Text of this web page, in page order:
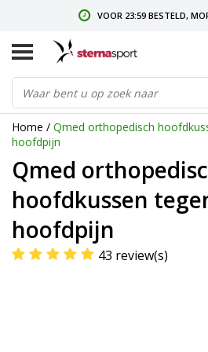
VOOR 23:59 BESTELD,
GRATIS
Home / Qmed orthopedisch
hoofdpijn
Qmed
hoofdkussen
hoofdpijn
43 review(s)